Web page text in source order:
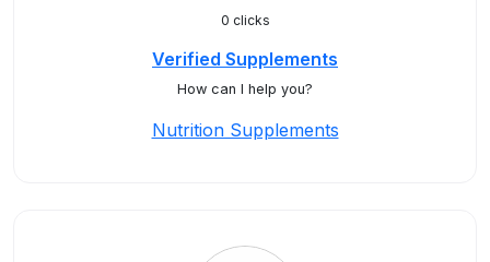
0 clicks
Verified Supplements
How can I help you?
Nutrition Supplements